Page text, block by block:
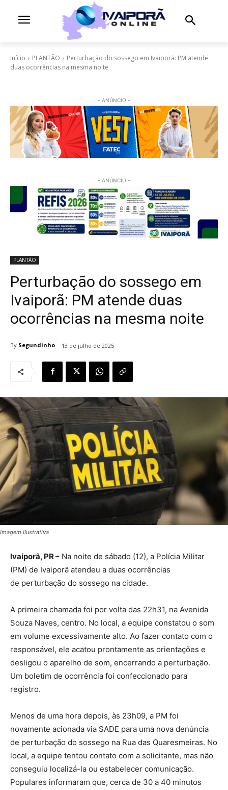
Início PLANTÃO
Perturbação do sossego em Ivaiporã: PM atende
duas ocorrências na mesma noite
- ANÚNCIO -
- ANÚNCIO -
PLANTÃO
Perturbação do sossego em
Ivaiporã: PM atende duas
ocorrências na mesma noite
By Segundinho 13 de julho de 2025
Imagem Ilustrativa
Ivaiporã, PR – Na noite de sábado (12), a Polícia Militar
(PM) de Ivaiporã atendeu a duas ocorrências
de perturbação do sossego na cidade.
A primeira chamada foi por volta das 22h31, na Avenida
Souza Naves, centro. No local, a equipe constatou o som
em volume excessivamente alto. Ao fazer contato com o
responsável, ele acatou prontamente as orientações e
desligou o aparelho de som, encerrando a perturbação.
Um boletim de ocorrência foi confeccionado para
registro.
Menos de uma hora depois, às 23h09, a PM foi
novamente acionada via SADE para uma nova denúncia
de perturbação do sossego na Rua das Quaresmeiras. No
local, a equipe tentou contato com a solicitante, mas não
conseguiu localizá-la ou estabelecer comunicação.
Populares informaram que, cerca de 30 a 40 minutos